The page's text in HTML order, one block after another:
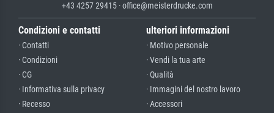
+43 4257 29415 · office@meisterdrucke.com
Condizioni e contatti
· Contatti
· Condizioni
· CG
· Informativa sulla privacy
· Recesso
ulteriori informazioni
· Motivo personale
· Vendi la tua arte
· Qualità
· Immagini del nostro lavoro
· Accessori